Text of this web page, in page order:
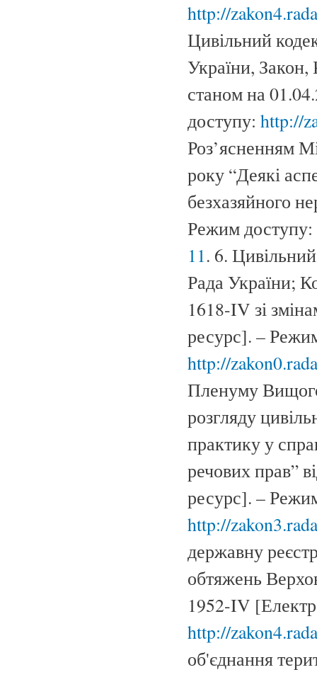
http://
Цивільний
України,
станом на
доступу: http://
Роз’ясненням
року “Деякі
безхазяйного
Режим доступу:
11. 6.
Рада України;
1618-IV зі
ресурс]. –
http://
Пленуму Вищого
розгляду
практику у
речових прав”
ресурс]. –
http://
державну
обтяжень
1952-IV
http://
об'єднання